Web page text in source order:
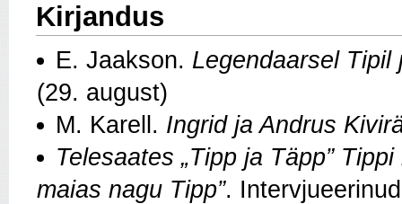
Kirjandus
E. Jaakson. Legendaarsel
(29. august)
M. Karell. Ingrid ja Andrus
Telesaates „Tipp ja Täpp”
maias nagu Tipp”.